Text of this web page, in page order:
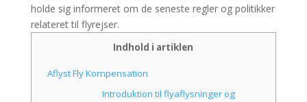
holde sig informeret om de seneste regler og politikker
relateret til flyrejser.
Indhold i artiklen
Aflyst Fly Kompensation
Introduktion til flyaflysninger og